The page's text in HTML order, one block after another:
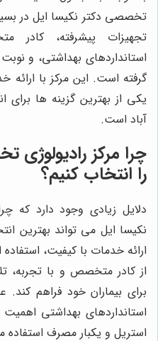
تخصصی دکتر نکیسا ایل در
تجهیزات پیشرفته،
استانداردهای بهداشتی، و
گرفته است. این مرکز با
یکی از بهترین گزینه ها برای
آباد است.
چرا مرکز
را انتخاب کنیم؟
دلایل زیادی وجود دارد که
نکیسا ایل می تواند بهترین
ارائه خدمات با کیفیت،
از کادر متخصص و با تجربه،
برای بیماران خود فراهم کند.
استانداردهای بهداشتی
استریل و یکبار مصرف استفاده